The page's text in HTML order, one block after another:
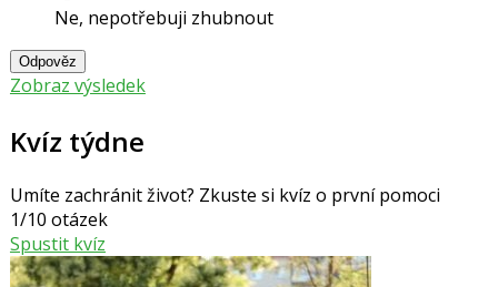
Ne, nepotřebuji zhubnout
Odpověz
Zobraz výsledek
Kvíz týdne
Umíte zachránit život? Zkuste si kvíz o první pomoci
1/10 otázek
Spustit kvíz